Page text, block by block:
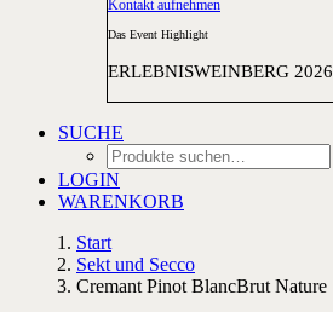
Kontakt aufnehmen
Das Event Highlight
ERLEBNISWEINBERG 2026
SUCHE
LOGIN
WARENKORB
Start
Sekt und Secco
Cremant Pinot BlancBrut Nature